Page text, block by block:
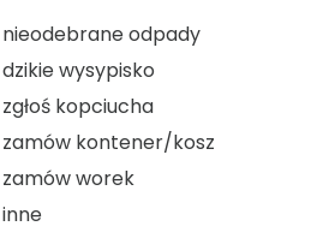
nieodebrane odpady
dzikie wysypisko
zgłoś kopciucha
zamów kontener/kosz
zamów worek
inne